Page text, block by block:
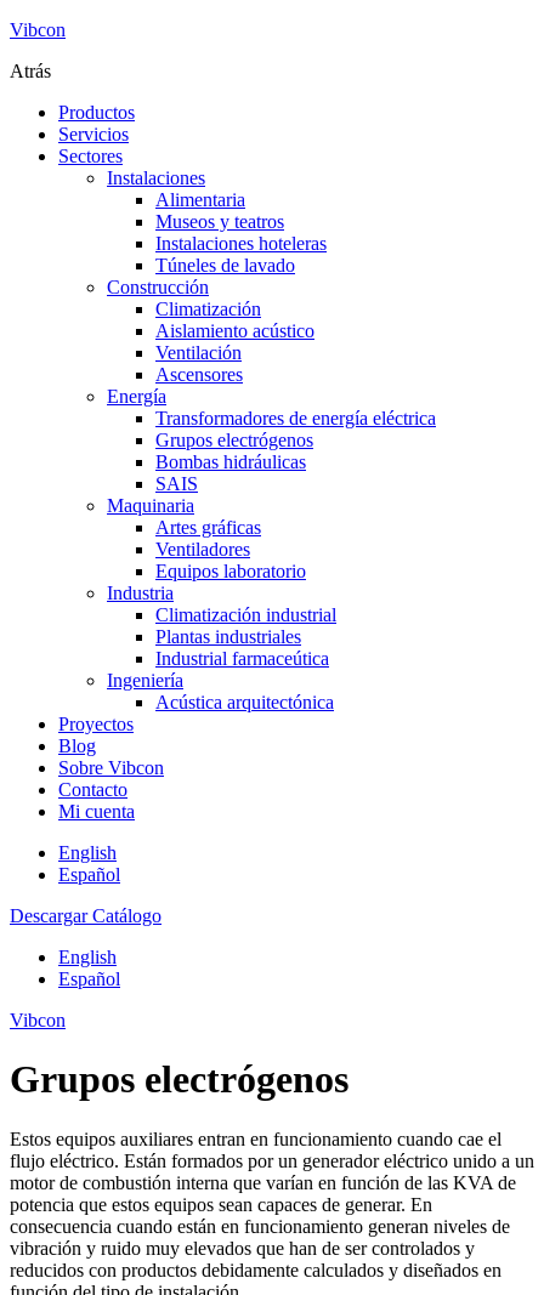
Vibcon
Atrás
Productos
Servicios
Sectores
Instalaciones
Alimentaria
Museos y teatros
Instalaciones hoteleras
Túneles de lavado
Construcción
Climatización
Aislamiento acústico
Ventilación
Ascensores
Energía
Transformadores de energía eléctrica
Grupos electrógenos
Bombas hidráulicas
SAIS
Maquinaria
Artes gráficas
Ventiladores
Equipos laboratorio
Industria
Climatización industrial
Plantas industriales
Industrial farmaceútica
Ingeniería
Acústica arquitectónica
Proyectos
Blog
Sobre Vibcon
Contacto
Mi cuenta
English
Español
Descargar Catálogo
English
Español
Vibcon
Grupos electrógenos
Estos equipos auxiliares entran en funcionamiento cuando cae el
flujo eléctrico. Están formados por un generador eléctrico unido a un
motor de combustión interna que varían en función de las KVA de
potencia que estos equipos sean capaces de generar. En
consecuencia cuando están en funcionamiento generan niveles de
vibración y ruido muy elevados que han de ser controlados y
reducidos con productos debidamente calculados y diseñados en